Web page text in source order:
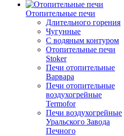
Отопительные печи
Длительного горения
Чугунные
C водяным контуром
Отопительные печи
Stoker
Печи отопительные
Варвара
Печи отопительные
воздухогрейные
Termofor
Печи воздухогрейные
Уральского Завода
Печного